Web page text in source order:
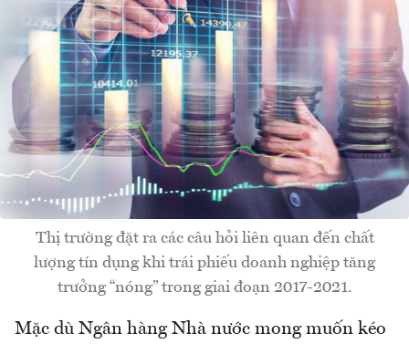
Thị trường đặt ra các câu hỏi liên quan đến chất
lượng tín dụng khi trái phiếu doanh nghiệp tăng
trưởng “nóng” trong giai đoạn 2017-2021.
Mặc dù Ngân hàng Nhà nước mong muốn kéo